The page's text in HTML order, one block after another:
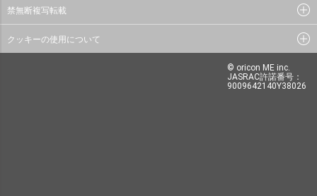
禁無断複写転載
クッキーの使用について
© oricon ME inc.
JASRAC許諾番号：
9009642140Y38026